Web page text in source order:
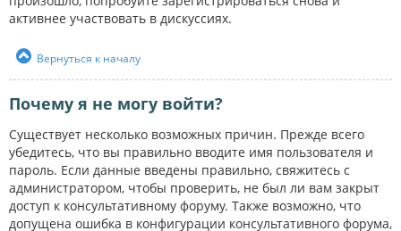
активнее участвовать в дискуссиях.
Вернуться к началу
Почему я не могу войти?
Существует несколько возможных причин. Прежде всего
убедитесь, что вы правильно вводите имя пользователя и
пароль. Если данные введены правильно, свяжитесь с
администратором, чтобы проверить, не был ли вам закрыт
доступ к консультативному форуму. Также возможно, что
допущена ошибка в конфигурации консультативного форума,